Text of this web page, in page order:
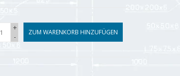
+
-
ZUM WARENKORB HINZUFÜGEN